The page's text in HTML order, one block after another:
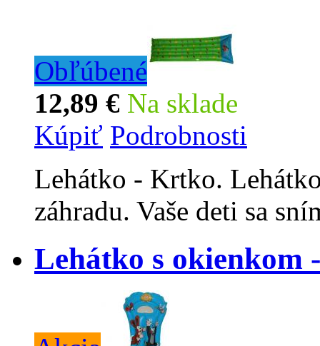
Obľúbené
12,89 € Na sklade
Kúpiť Podrobnosti
Lehátko - Krtko.
záhradu. Vaše deti sa
Lehátko s okienkom